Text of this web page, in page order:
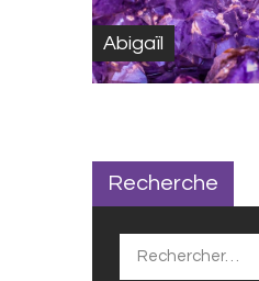
Abigaïl
Recherche
Rechercher :